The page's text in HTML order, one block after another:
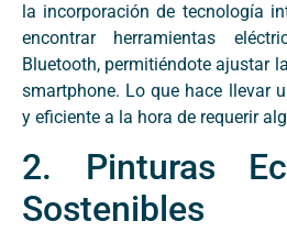
la incorporación de tecnología
encontrar herramientas
Bluetooth, permitiéndote ajustar
smartphone. Lo que hace llevar
y eficiente a la hora de requerir
2. Pinturas
Sostenibles